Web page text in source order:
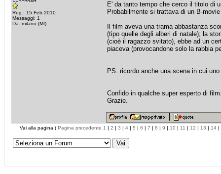
Reg.: 15 Feb 2010
Messaggi: 1
Da: milano (MI)
E' da tanto tempo che cerco il titolo di
Probabilmente si trattava di un B-
Il film aveva una trama abbastanza
(tipo quelle degli alberi di natale); la
(cioè il ragazzo svitato), ebbe ad un
piaceva (provocandone solo la rabbia
PS: ricordo anche una scena in cui
Confido in qualche super esperto di
Grazie.
Vai alla pagina ( Pagina precedente 1 | 2 | 3 | 4 | 5 | 6 | 7 | 8 | 9 | 10 | 11 | 12 | 13 | 14 |